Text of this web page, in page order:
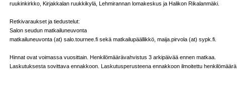
ruukinkirkko, Kirjakkalan ruukkikylä, Lehmirannan lomakeskus ja Halikon Rikalanmäki.
Retkivaraukset ja tiedustelut:
Salon seudun matkailuneuvonta
matkailuneuvonta (at) salo.tournee.fi sekä matkailupäällikkö, maija.pirvola (at) sypk.fi.
Hinnat ovat voimassa vuosittain. Henkilömäärävahvistus 3 arkipäivää ennen matkaa.
Laskutuksesta sovittava ennakkoon. Laskutusperusteena ennakkoon ilmoitettu henkilömäärä.